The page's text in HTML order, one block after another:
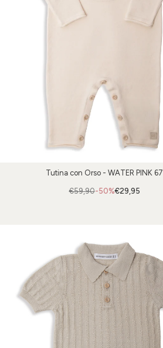
Tutina con Orso - WATER PINK 67
-50%
€59,90 €29,95